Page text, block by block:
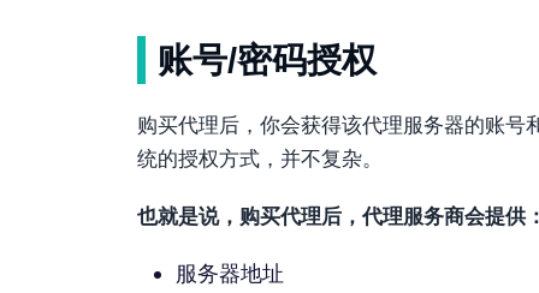
账号/密码授权
购买代理后，你会获得该代理服务器的账
统的授权方式，并不复杂。
也就是说，购买代理后，代理服务商会提供
服务器地址